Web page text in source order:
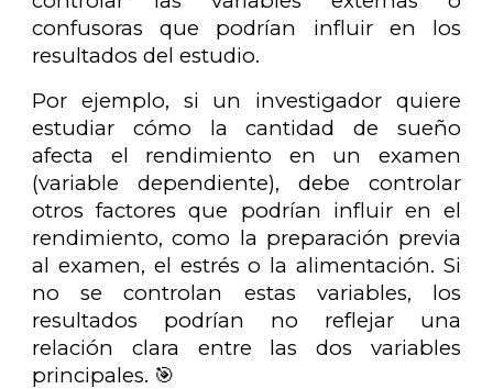
confusoras que podrían influir en los
resultados del estudio.
Por ejemplo, si un investigador quiere
estudiar cómo la cantidad de sueño
afecta el rendimiento en un examen
(variable dependiente), debe controlar
otros factores que podrían influir en el
rendimiento, como la preparación previa
al examen, el estrés o la alimentación. Si
no se controlan estas variables, los
resultados podrían no reflejar una
relación clara entre las dos variables
principales. 🎯